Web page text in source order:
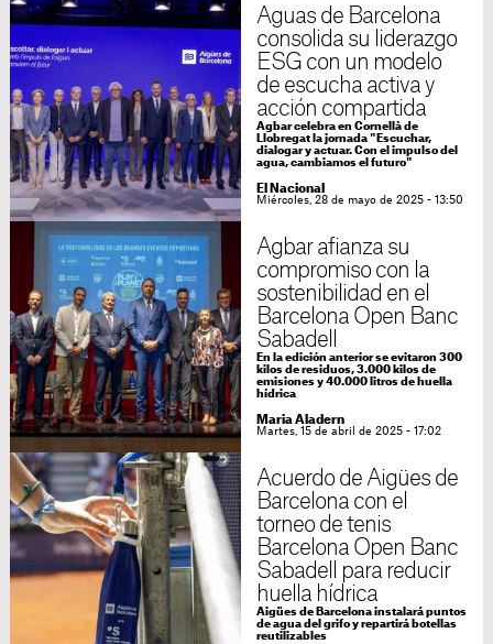
Aguas de Barcelona
consolida su liderazgo
ESG con un modelo
de escucha activa y
acción compartida
Agbar celebra en Cornellà de
Llobregat la jornada "Escuchar,
dialogar y actuar. Con el impulso del
agua, cambiamos el futuro"
El Nacional
Miércoles, 28 de mayo de 2025 - 13:50
Agbar afianza su
compromiso con la
sostenibilidad en el
Barcelona Open Banc
Sabadell
En la edición anterior se evitaron 300
kilos de residuos, 3.000 kilos de
emisiones y 40.000 litros de huella
hídrica
Maria Aladern
Martes, 15 de abril de 2025 - 17:02
Acuerdo de Aigües de
Barcelona con el
torneo de tenis
Barcelona Open Banc
Sabadell para reducir
huella hídrica
Aigües de Barcelona instalará puntos
de agua del grifo y repartirá botellas
reutilizables